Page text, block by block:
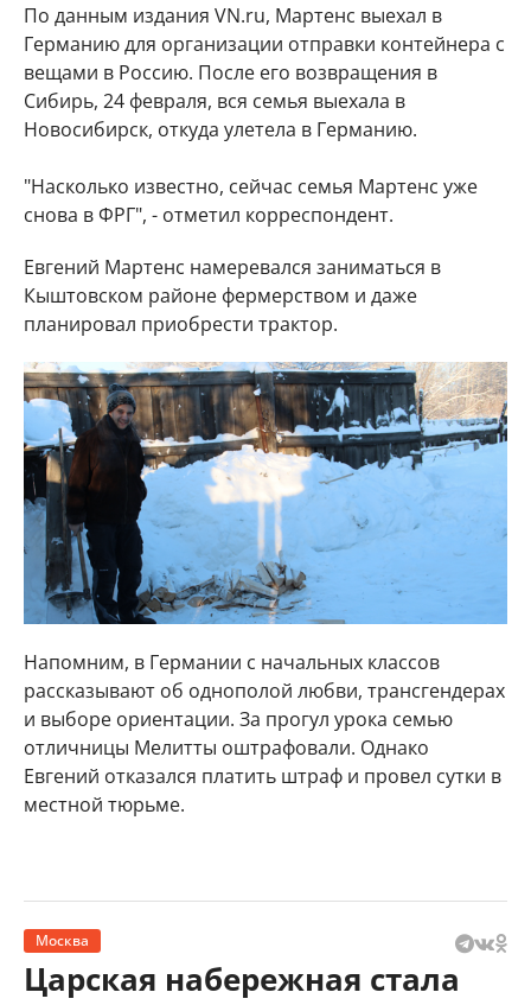
По данным издания VN.ru, Мартенс выехал в
Германию для организации отправки контейнера с
вещами в Россию. После его возвращения в
Сибирь, 24 февраля, вся семья выехала в
Новосибирск, откуда улетела в Германию.
"Насколько известно, сейчас семья Мартенс уже
снова в ФРГ", - отметил корреспондент.
Евгений Мартенс намеревался заниматься в
Кыштовском районе фермерством и даже
планировал приобрести трактор.
Напомним, в Германии с начальных классов
рассказывают об однополой любви, трансгендерах
и выборе ориентации. За прогул урока семью
отличницы Мелитты оштрафовали. Однако
Евгений отказался платить штраф и провел сутки в
местной тюрьме.
Москва
Царская набережная стала